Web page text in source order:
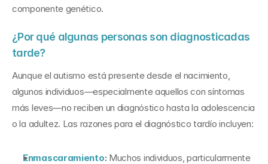
componente genético.
¿Por qué algunas personas son diagnosticadas
tarde?
Aunque el autismo está presente desde el nacimiento,
algunos individuos—especialmente aquellos con síntomas
más leves—no reciben un diagnóstico hasta la adolescencia
o la adultez. Las razones para el diagnóstico tardío incluyen:
Enmascaramiento: Muchos individuos, particularmente